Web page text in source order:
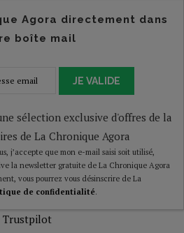
Agora directement dans
boîte mail
JE VALIDE
sélection exclusive d'offres de la
de La Chronique Agora
j’accepte que mon e-mail saisi soit utilisé,
la newsletter gratuite de La Chronique Agora
vous pourrez vous désinscrire de La
de confidentialité.
Trustpilot